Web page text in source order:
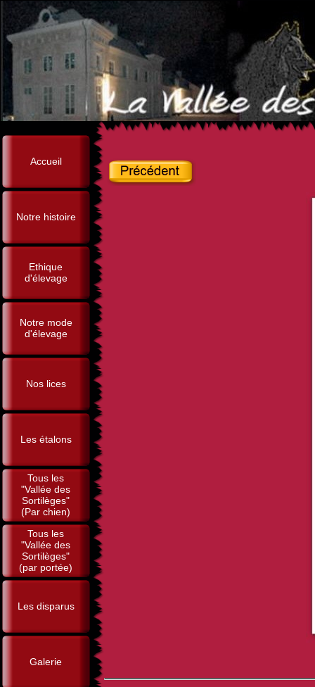
Accueil
Notre histoire
Ethique
d'élevage
Notre mode
d'élevage
Nos lices
Les étalons
Tous les
"Vallée des
Sortilèges"
(Par chien)
Tous les
"Vallée des
Sortilèges"
(par portée)
Les disparus
Galerie